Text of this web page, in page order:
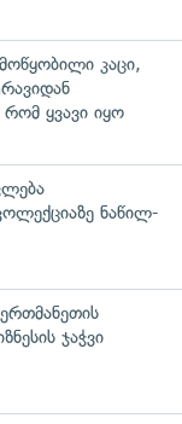
კაცი,
ყვავი იყო
ნაწილ-
ჯაჭვი